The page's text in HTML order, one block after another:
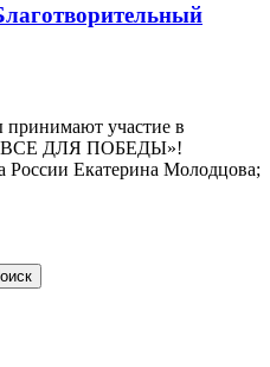
принимают участие в
«ВСЕ ДЛЯ ПОБЕДЫ»!
России Екатерина Молодцова;